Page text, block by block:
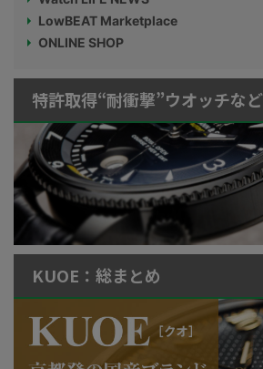
LowBEAT Marketplace
ONLINE SHOP
特許取得“耐衝撃”ウオッチなど
KUOE：総まとめ